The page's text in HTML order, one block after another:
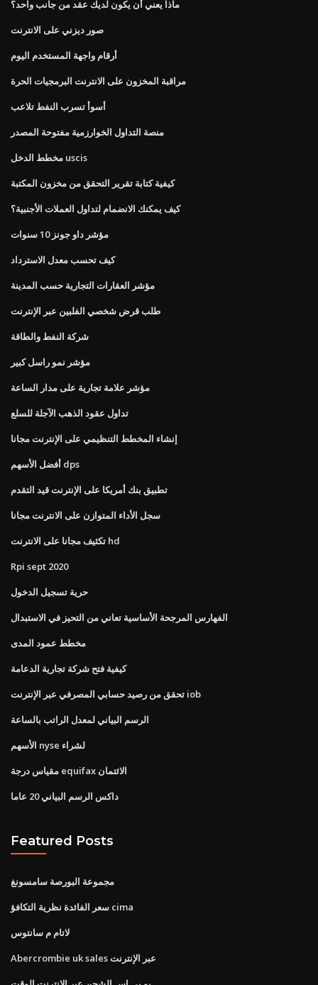
ماذا يعني أن يكون لديك عقد من جانب واحد؟
صور ديزني على الانترنت
أرقام واجهة المستخدم اليوم
مراقبة المخزون على الانترنت البرمجيات الحرة
أسوأ تسرب النفط تلاعب
منصة التداول الخوارزمية مفتوحة المصدر
مخطط الدخل uscis
كيفية كتابة تقرير التحقق من مخزون المكتبة
كيف يمكنك الانضمام لتداول العملات الأجنبية؟
مؤشر داو جونز 10 سنوات
كيف تحسب معدل الاسترداد
مؤشر العقارات التجارية حسب المدينة
طلب قرض شخصي الفلبين عبر الإنترنت
شركة النفط والطاقة
مؤشر نمو راسل كبير
مؤشر علامة تجارية على مدار الساعة
تداول عقود الذهب الآجلة للسلع
إنشاء المخطط التنظيمي على الإنترنت مجانا
أفضل الأسهم dps
تطبيق بنك أمريكا على الإنترنت قيد التقدم
سجل الأداء المتوازن على الانترنت مجانا
تكثيف مجانا على الانترنت hd
Rpi sept 2020
حرية تسجيل الدخول
الفهارس المرجحة الأساسية تعاني من التحيز في الاستبدال
مخطط عمود المدى
كيفية فتح شركة تجارية الدعامة
تحقق من رصيد حسابي المصرفي عبر الإنترنت iob
الرسم البياني لمعدل الراتب بالساعة
الأسهم nyse لشراء
مقياس درجة equifax الائتمان
داكس الرسم البياني 20 عاما
Featured Posts
مجموعة البورصة سامسونغ
سعر الفائدة نظرية التكافؤ cima
لاتام م سانتوس
Abercrombie uk sales عبر الإنترنت